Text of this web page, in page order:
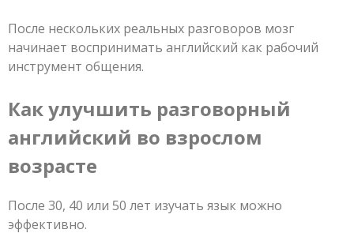
После нескольких реальных разговоров мозг
начинает воспринимать английский как рабочий
инструмент общения.
Как улучшить разговорный
английский во взрослом
возрасте
После 30, 40 или 50 лет изучать язык можно
эффективно.